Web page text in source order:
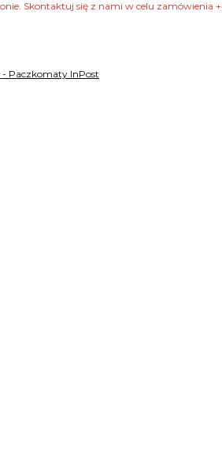
Skontaktuj się z nami w celu zamówienia
- Paczkomaty InPost